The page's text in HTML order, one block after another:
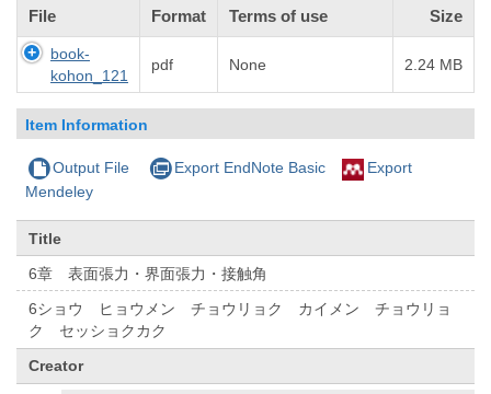
File Format Terms of use Size
book-
kohon_121
pdf None 2.24 MB
Item Information
Output File Export EndNote Basic
Export
Mendeley
Title
6章 表面張力・界面張力・接触角
6ショウ ヒョウメン チョウリョク カイメン チョウリョ
ク セッショクカク
Creator